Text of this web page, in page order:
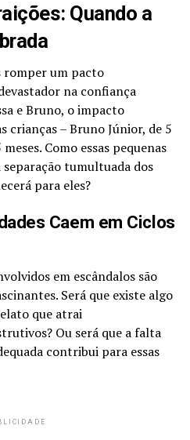
Quando a
romper um pacto
na confiança
e Bruno, o impacto
crianças – Bruno Júnior, de 5
Como essas pequenas
tumultuada dos
para eles?
Caem em Ciclos
em escândalos são
Será que existe algo
que atrai
Ou será que a falta
contribui para essas